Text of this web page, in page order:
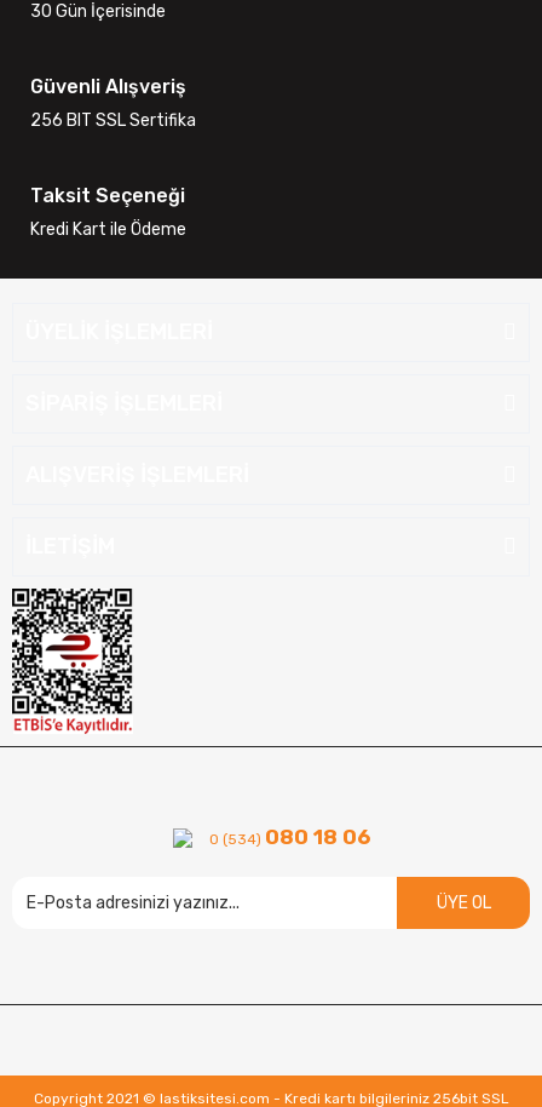
30 Gün İçerisinde
Güvenli Alışveriş
256 BIT SSL Sertifika
Taksit Seçeneği
Kredi Kart ile Ödeme
0 (534) 080 18 06
ÜYE OL
Copyright 2021 © lastiksitesi.com - Kredi kartı bilgileriniz 256bit SSL